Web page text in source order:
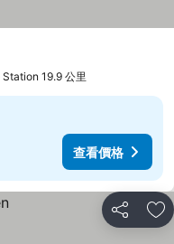
19.9 公里
查看價格
分享 放